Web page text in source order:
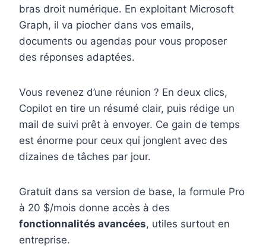
bras droit numérique. En exploitant Microsoft
Graph, il va piocher dans vos emails,
documents ou agendas pour vous proposer
des réponses adaptées.
Vous revenez d’une réunion ? En deux clics,
Copilot en tire un résumé clair, puis rédige un
mail de suivi prêt à envoyer. Ce gain de temps
est énorme pour ceux qui jonglent avec des
dizaines de tâches par jour.
Gratuit dans sa version de base, la formule Pro
à 20 $/mois donne accès à des
fonctionnalités avancées, utiles surtout en
entreprise.